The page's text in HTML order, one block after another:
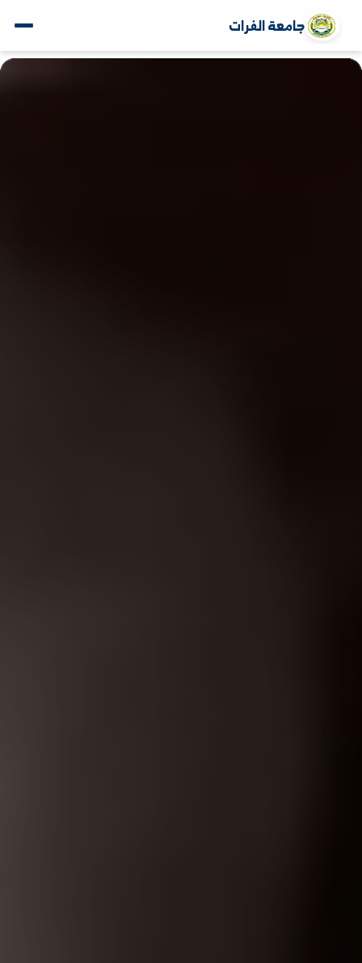
جامعة الفرات